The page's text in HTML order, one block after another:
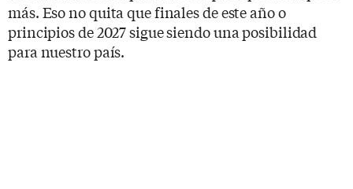
más. Eso no quita que finales de este año o
principios de 2027 sigue siendo una posibilidad
para nuestro país.